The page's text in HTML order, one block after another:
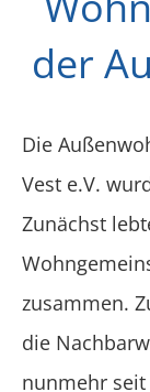
der
Die
Vest e.V.
Zunächst
zusammen.
die
nunmehr seit